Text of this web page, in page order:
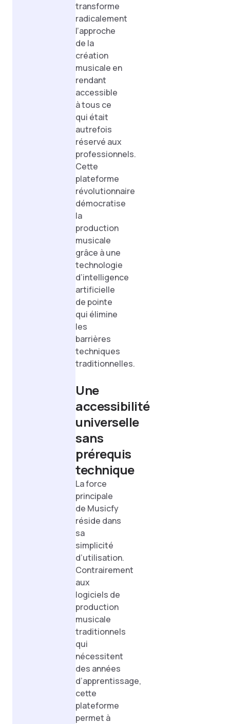
transforme
radicalement
l’approche
de la
création
musicale en
rendant
accessible
à tous ce
qui était
autrefois
réservé aux
professionnels.
Cette
plateforme
révolutionnaire
démocratise
la
production
musicale
grâce à une
technologie
d’intelligence
artificielle
de pointe
qui élimine
les
barrières
techniques
traditionnelles.
Une
accessibilité
universelle
sans
prérequis
technique
La force
principale
de Musicfy
réside dans
sa
simplicité
d’utilisation.
Contrairement
aux
logiciels de
production
musicale
traditionnels
qui
nécessitent
des années
d’apprentissage,
cette
plateforme
permet à